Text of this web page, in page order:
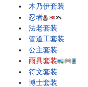
木乃伊套装
忍者
法老套装
管道工套装
公主套装
雨具套装
符文套装
博士套装